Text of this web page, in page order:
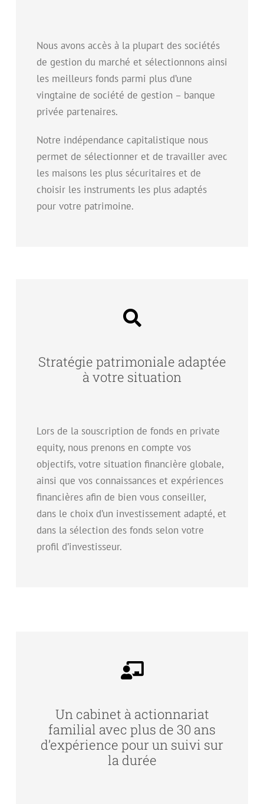
Nous avons accès à la plupart des sociétés
de gestion du marché et sélectionnons ainsi
les meilleurs fonds parmi plus d’une
vingtaine de société de gestion – banque
privée partenaires.
Notre indépendance capitalistique nous
permet de sélectionner et de travailler avec
les maisons les plus sécuritaires et de
choisir les instruments les plus adaptés
pour votre patrimoine.
Stratégie patrimoniale adaptée
à votre situation
Lors de la souscription de fonds en private
equity, nous prenons en compte vos
objectifs, votre situation financière globale,
ainsi que vos connaissances et expériences
financières afin de bien vous conseiller,
dans le choix d’un investissement adapté, et
dans la sélection des fonds selon votre
profil d’investisseur.
Un cabinet à actionnariat
familial avec plus de 30 ans
d’expérience pour un suivi sur
la durée